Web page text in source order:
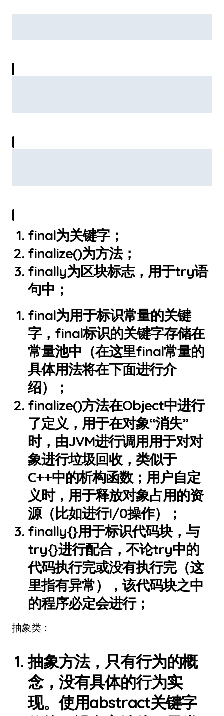
final为关键字；
finalize()为方法；
finally为区块标志，用于try语
句中；
final为用于标识常量的关键
字，final标识的关键字存储在
常量池中（在这里final常量的
具体用法将在下面进行介
绍）；
finalize()方法在Object中进行
了定义，用于在对象“消失”
时，由JVM进行调用用于对对
象进行垃圾回收，类似于
C++中的析构函数；用户自定
义时，用于释放对象占用的资
源（比如进行I/0操作）；
finally{}用于标识代码块，与
try{}进行配合，不论try中的
代码执行完或没有执行完（这
里指有异常），该代码块之中
的程序必定会进行；
抽象类：
抽象方法，只有行为的概
念，没有具体的行为实
现。使用abstract关键字